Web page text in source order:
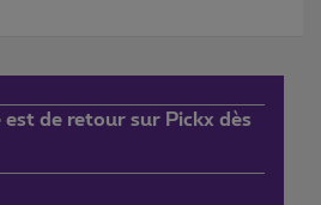
de retour sur Pickx dès